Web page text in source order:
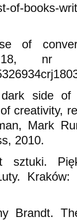
of-books-
of
18, nr
side of
creativity,
Mark
2010.
sztuki.
Brandt.